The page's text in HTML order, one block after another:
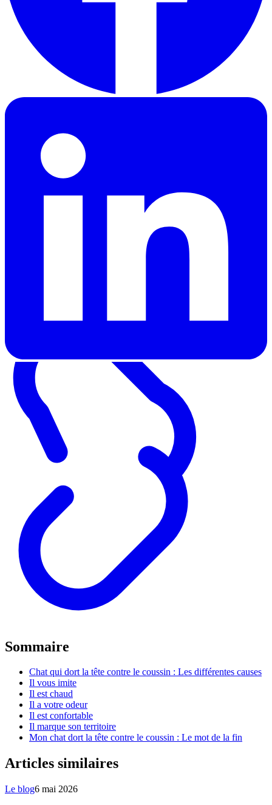
Sommaire
Chat qui dort la tête contre le coussin : Les différentes causes
Il vous imite
Il est chaud
Il a votre odeur
Il est confortable
Il marque son territoire
Mon chat dort la tête contre le coussin : Le mot de la fin
Articles similaires
Le blog6 mai 2026